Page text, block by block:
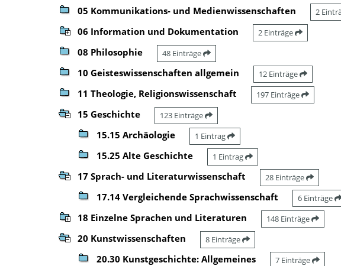
05 Kommunikations- und Medienwissenschaften
2
06 Information und Dokumentation 2 Einträge
08 Philosophie 48 Einträge
10 Geisteswissenschaften allgemein 12 Einträge
11 Theologie, Religionswissenschaft 197 Einträge
15 Geschichte 123 Einträge
15.15 Archäologie 1 Eintrag
15.25 Alte Geschichte 1 Eintrag
17 Sprach- und Literaturwissenschaft 28 Einträge
17.14 Vergleichende Sprachwissenschaft 6 Einträge
18 Einzelne Sprachen und Literaturen 148 Einträge
20 Kunstwissenschaften 8 Einträge
20.30 Kunstgeschichte: Allgemeines 7 Einträge